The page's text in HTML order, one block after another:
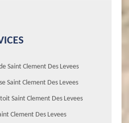
Saint Clement Des Levees
Saint Clement Des Levees
Saint Clement Des Levees
Clement Des Levees